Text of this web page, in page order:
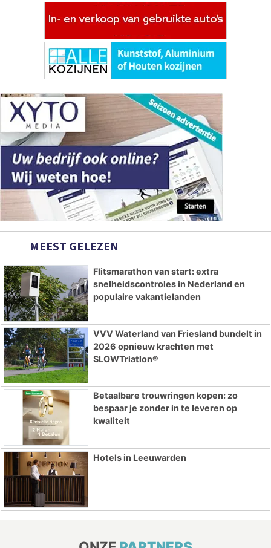
MEEST GELEZEN
Flitsmarathon van start: extra
snelheidscontroles in Nederland en
populaire vakantielanden
VVV Waterland van Friesland bundelt in
2026 opnieuw krachten met
SLOWTriatlon®
Betaalbare trouwringen kopen: zo
bespaar je zonder in te leveren op
kwaliteit
Hotels in Leeuwarden